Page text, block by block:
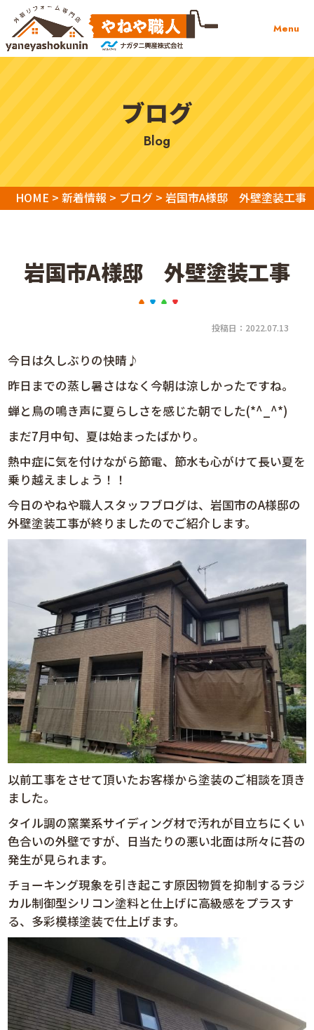
Menu
ブログ
blog
HOME > 新着情報> ブログ> 岩国市A様邸 外壁塗装工事
岩国市A様邸 外壁塗装工事
投稿日：2022.07.13
今日は久しぶりの快晴♪
昨日までの蒸し暑さはなく今朝は涼しかったですね。
蝉と鳥の鳴き声に夏らしさを感じた朝でした(*^_^*)
まだ7月中旬、夏は始まったばかり。
熱中症に気を付けながら節電、節水も心がけて長い夏を
乗り越えましょう！！
今日のやねや職人スタッフブログは、岩国市のA様邸の
外壁塗装工事が終りましたのでご紹介します。
以前工事をさせて頂いたお客様から塗装のご相談を頂き
ました。
タイル調の窯業系サイディング材で汚れが目立ちにくい
色合いの外壁ですが、日当たりの悪い北面は所々に苔の
発生が見られます。
チョーキング現象を引き起こす原因物質を抑制するラジ
カル制御型シリコン塗料と仕上げに高級感をプラスす
る、多彩模様塗装で仕上げます。